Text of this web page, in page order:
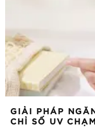
GIẢI PHÁP
CHỈ SỐ UV